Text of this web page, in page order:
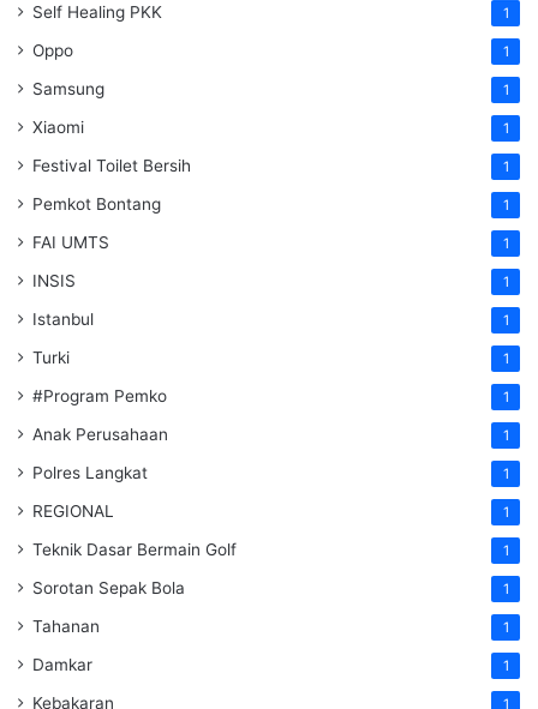
Self Healing PKK 1
Oppo 1
Samsung 1
Xiaomi 1
Festival Toilet Bersih 1
Pemkot Bontang 1
FAI UMTS 1
INSIS 1
Istanbul 1
Turki 1
#Program Pemko 1
Anak Perusahaan 1
Polres Langkat 1
REGIONAL 1
Teknik Dasar Bermain Golf 1
Sorotan Sepak Bola 1
Tahanan 1
Damkar 1
Kebakaran 1